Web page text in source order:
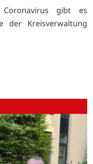
gibt es
der Kreisverwaltung